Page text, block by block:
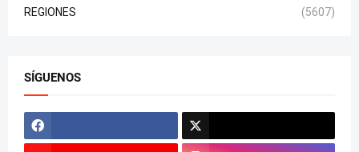
REGIONES (5607)
SÍGUENOS